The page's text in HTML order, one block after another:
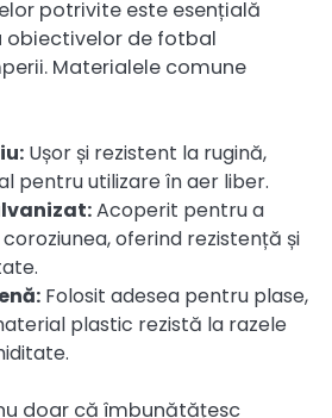
potrivite este esențială
obiectivelor de fotbal
Materialele comune
Ușor și rezistent la rugină,
pentru utilizare în aer liber.
Acoperit pentru a
oferind rezistență și
Folosit adesea pentru plase,
plastic rezistă la razele
doar că îmbunătățesc